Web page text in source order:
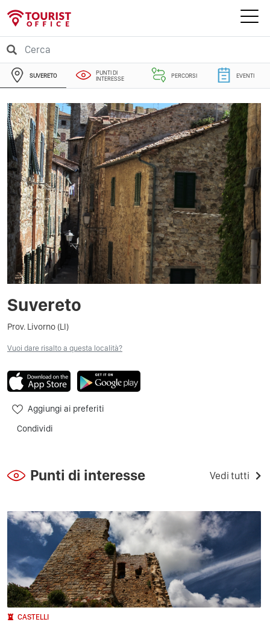
SUVERETO
PUNTI DI
INTERESSE
PERCORSI EVENTI
Suvereto
Prov. Livorno (LI)
Vuoi dare risalto a questa località?
Aggiungi ai preferiti
Condividi
Punti di interesse Vedi tutti
CASTELLI